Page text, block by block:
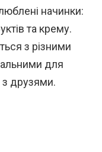
начинки:
та крему.
з різними
для
з друзями.